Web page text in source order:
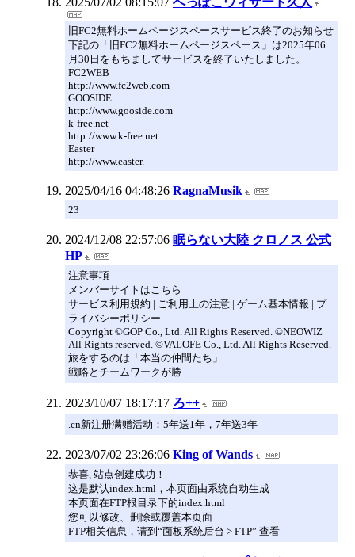
旧FC2無料ホームページスペースサービス終了のお知らせ
下記の「旧FC2無料ホームページスペース」は2025年06
月30日をもちましてサービスを終了いたしました。
FC2WEB
http://www.fc2web.com
GOOSIDE
http://www.gooside.com
k-free.net
http://www.k-free.net
Easter
http://www.easter.
2025/04/16 04:48:26 RagnaMusik
23
2024/12/08 22:57:06 眠らない大陸 クロノス 公式
HP
注意事項
メンバーサイトはこちら
サービス利用規約 | ご利用上の注意 | ゲーム基本情報 | プ
ライバシーポリシー
Copyright ©GOP Co., Ltd. All Rights Reserved. ©NEOWIZ
All Rights reserved. ©VALOFE Co., Ltd. All Rights Reserved.
旅をするのは「本当の仲間たち」
戦略とチームワークが勝
2023/10/07 18:17:17 ろ++
.cn新注册满赠活动：5年送1年，7年送3年
2023/07/02 23:26:06 King of Wands
恭喜, 站点创建成功！
这是默认index.html，本页面由系统自动生成
本页面在FTP根目录下的index.html
您可以修改、删除或覆盖本页面
FTP相关信息，请到“面板系统后台 > FTP” 查看